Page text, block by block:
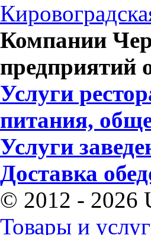
Компании
предприятий
Услуги
питания,
Услуги
Доставка
© 2012 - 2026
Товары и